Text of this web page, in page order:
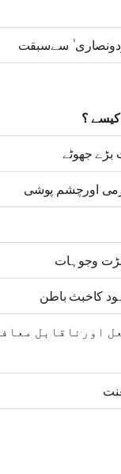
سےسبقت
؟
بڑے جھوٹے
اورچشم پوشی
وجوہات
کاخبث باطن
اورناقابل